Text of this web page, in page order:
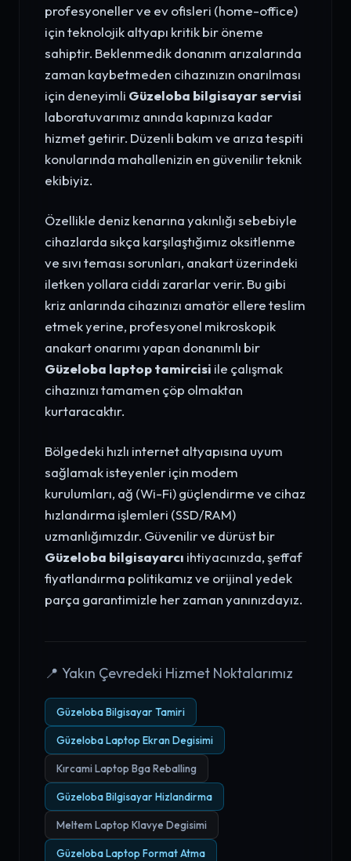
profesyoneller ve ev ofisleri (home-office)
için teknolojik altyapı kritik bir öneme
sahiptir. Beklenmedik donanım arızalarında
zaman kaybetmeden cihazınızın onarılması
için deneyimli Güzeloba bilgisayar servisi
laboratuvarımız anında kapınıza kadar
hizmet getirir. Düzenli bakım ve arıza tespiti
konularında mahallenizin en güvenilir teknik
ekibiyiz.
Özellikle deniz kenarına yakınlığı sebebiyle
cihazlarda sıkça karşılaştığımız oksitlenme
ve sıvı teması sorunları, anakart üzerindeki
iletken yollara ciddi zararlar verir. Bu gibi
kriz anlarında cihazınızı amatör ellere teslim
etmek yerine, profesyonel mikroskopik
anakart onarımı yapan donanımlı bir
Güzeloba laptop tamircisi ile çalışmak
cihazınızı tamamen çöp olmaktan
kurtaracaktır.
Bölgedeki hızlı internet altyapısına uyum
sağlamak isteyenler için modem
kurulumları, ağ (Wi-Fi) güçlendirme ve cihaz
hızlandırma işlemleri (SSD/RAM)
uzmanlığımızdır. Güvenilir ve dürüst bir
Güzeloba bilgisayarcı ihtiyacınızda, şeffaf
fiyatlandırma politikamız ve orijinal yedek
parça garantimizle her zaman yanınızdayız.
📍 Yakın Çevredeki Hizmet Noktalarımız
Güzeloba Bilgisayar Tamiri
Güzeloba Laptop Ekran Degisimi
Kırcami Laptop Bga Reballing
Güzeloba Bilgisayar Hizlandirma
Meltem Laptop Klavye Degisimi
Güzeloba Laptop Format Atma